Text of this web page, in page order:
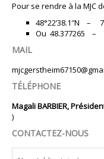
Pour se rendre à la MJC
48°22’38.1″N –
Ou 48.377265 –
MAIL
TÉLÉPHONE
Magali BARBIER,
)
CONTACTEZ-NOUS